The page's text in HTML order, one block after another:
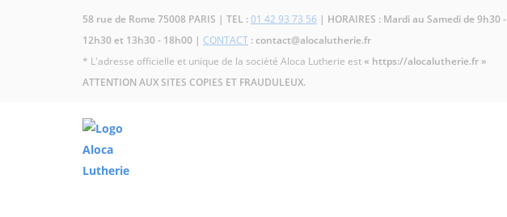
58 rue de Rome 75008 PARIS | TEL :01 42 93 73 56 | HORAIRES : Mardi au Samedi de 9h30 -
12h30 et 13h30 - 18h00 | CONTACT : contact@alocalutherie.fr
* L'adresse officielle et unique de la société Aloca Lutherie est« https://alocalutherie.fr »
ATTENTION AUX SITES COPIES ET FRAUDULEUX.